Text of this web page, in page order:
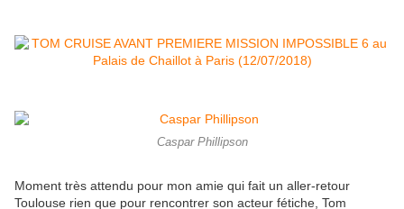
Caspar Phillipson
Moment très attendu pour mon amie qui fait un aller-retour
Toulouse rien que pour rencontrer son acteur fétiche, Tom